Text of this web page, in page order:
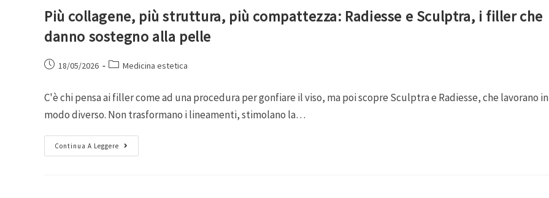
Più collagene, più struttura, più compattezza: Radiesse e Sculptra, i filler che
danno sostegno alla pelle
18/05/2026 Medicina estetica
C'è chi pensa ai filler come ad una procedura per gonfiare il viso, ma poi scopre Sculptra e Radiesse, che lavorano in
modo diverso. Non trasformano i lineamenti, stimolano la…
Continua A Leggere